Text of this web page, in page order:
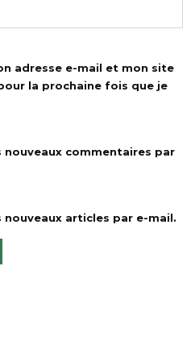
adresse e-mail et mon site
la prochaine fois que je
nouveaux commentaires par
articles par e-mail.